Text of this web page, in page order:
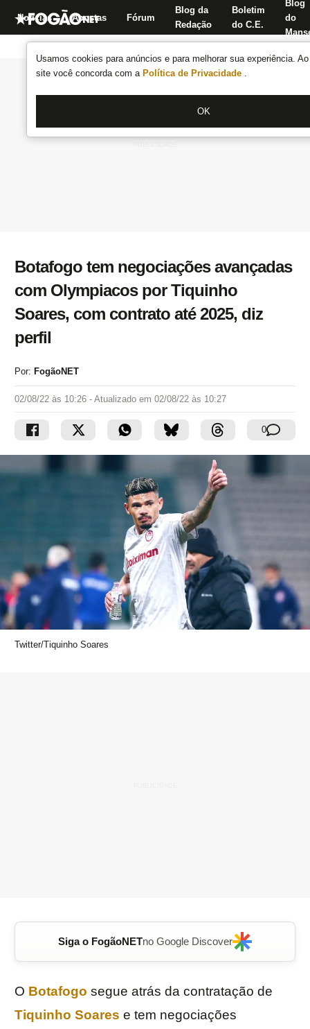
Usamos cookies para anúncios e para melhorar sua experiência.
site você concorda com a Política de Privacidade .
OK
Notícias Apostas Fórum
Blog da
Redação
Boletim
do C.E.
Blog
do
Botafogo tem negociações avançadas
com Olympiacos por Tiquinho
Soares, com contrato até 2025, diz
perfil
Por: FogãoNET
02/08/22 às 10:26 - Atualizado em 02/08/22 às 10:27
0
Twitter/Tiquinho Soares
Siga o FogãoNETno Google Discover
O Botafogo segue atrás da contratação de
Tiquinho Soares e tem negociações